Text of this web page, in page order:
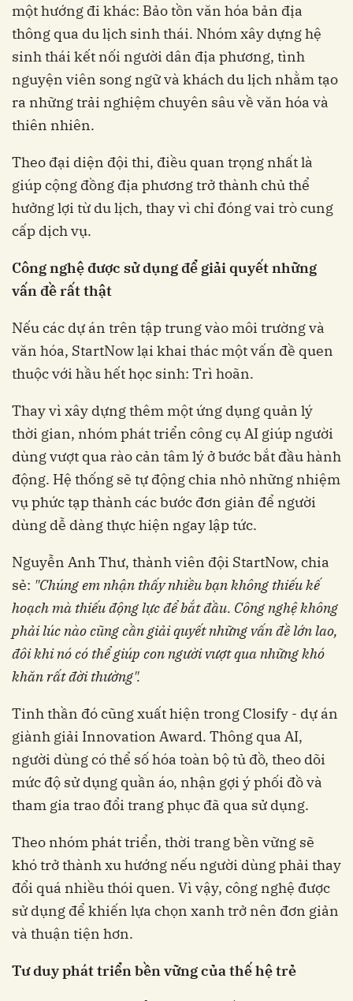
một hướng đi khác: Bảo tồn văn hóa bản địa
thông qua du lịch sinh thái. Nhóm xây dựng hệ
sinh thái kết nối người dân địa phương, tình
nguyện viên song ngữ và khách du lịch nhằm tạo
ra những trải nghiệm chuyên sâu về văn hóa và
thiên nhiên.
Theo đại diện đội thi, điều quan trọng nhất là
giúp cộng đồng địa phương trở thành chủ thể
hưởng lợi từ du lịch, thay vì chỉ đóng vai trò cung
cấp dịch vụ.
Côngnghệđược sửdụngđể giảiquyếtnhững
vấnđềrấtthật
Nếu các dự án trên tập trung vào môi trường và
văn hóa, StartNow lại khai thác một vấn đề quen
thuộc với hầu hết học sinh: Trì hoãn.
Thay vì xây dựng thêm một ứng dụng quản lý
thời gian, nhóm phát triển công cụ AI giúp người
dùng vượt qua rào cản tâm lý ở bước bắt đầu hành
động. Hệ thống sẽ tự động chia nhỏ những nhiệm
vụ phức tạp thành các bước đơn giản để người
dùng dễ dàng thực hiện ngay lập tức.
Nguyễn Anh Thư, thành viên đội StartNow, chia
sẻ: "Chúngemnhận thấynhiềubạnkhông thiếukế
hoạchmà thiếuđộnglựcđểbắtđầu. Côngnghệkhông
phảilúcnàocũngcầngiảiquyếtnhữngvấnđềlớnlao,
đôikhinócó thểgiúp conngườivượtquanhữngkhó
khănrấtđời thường".
Tinh thần đó cũng xuất hiện trong Closify - dự án
giành giải Innovation Award. Thông qua AI,
người dùng có thể số hóa toàn bộ tủ đồ, theo dõi
mức độ sử dụng quần áo, nhận gợi ý phối đồ và
tham gia trao đổi trang phục đã qua sử dụng.
Theo nhóm phát triển, thời trang bền vững sẽ
khó trở thành xu hướng nếu người dùng phải thay
đổi quá nhiều thói quen. Vì vậy, công nghệ được
sử dụng để khiến lựa chọn xanh trở nên đơn giản
và thuận tiện hơn.
Tưduypháttriểnbềnvữngcủathếhệtrẻ